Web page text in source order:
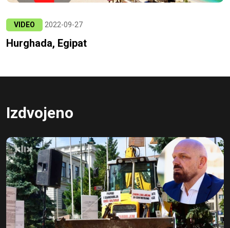
VIDEO 2022-09-27
Hurghada, Egipat
Izdvojeno